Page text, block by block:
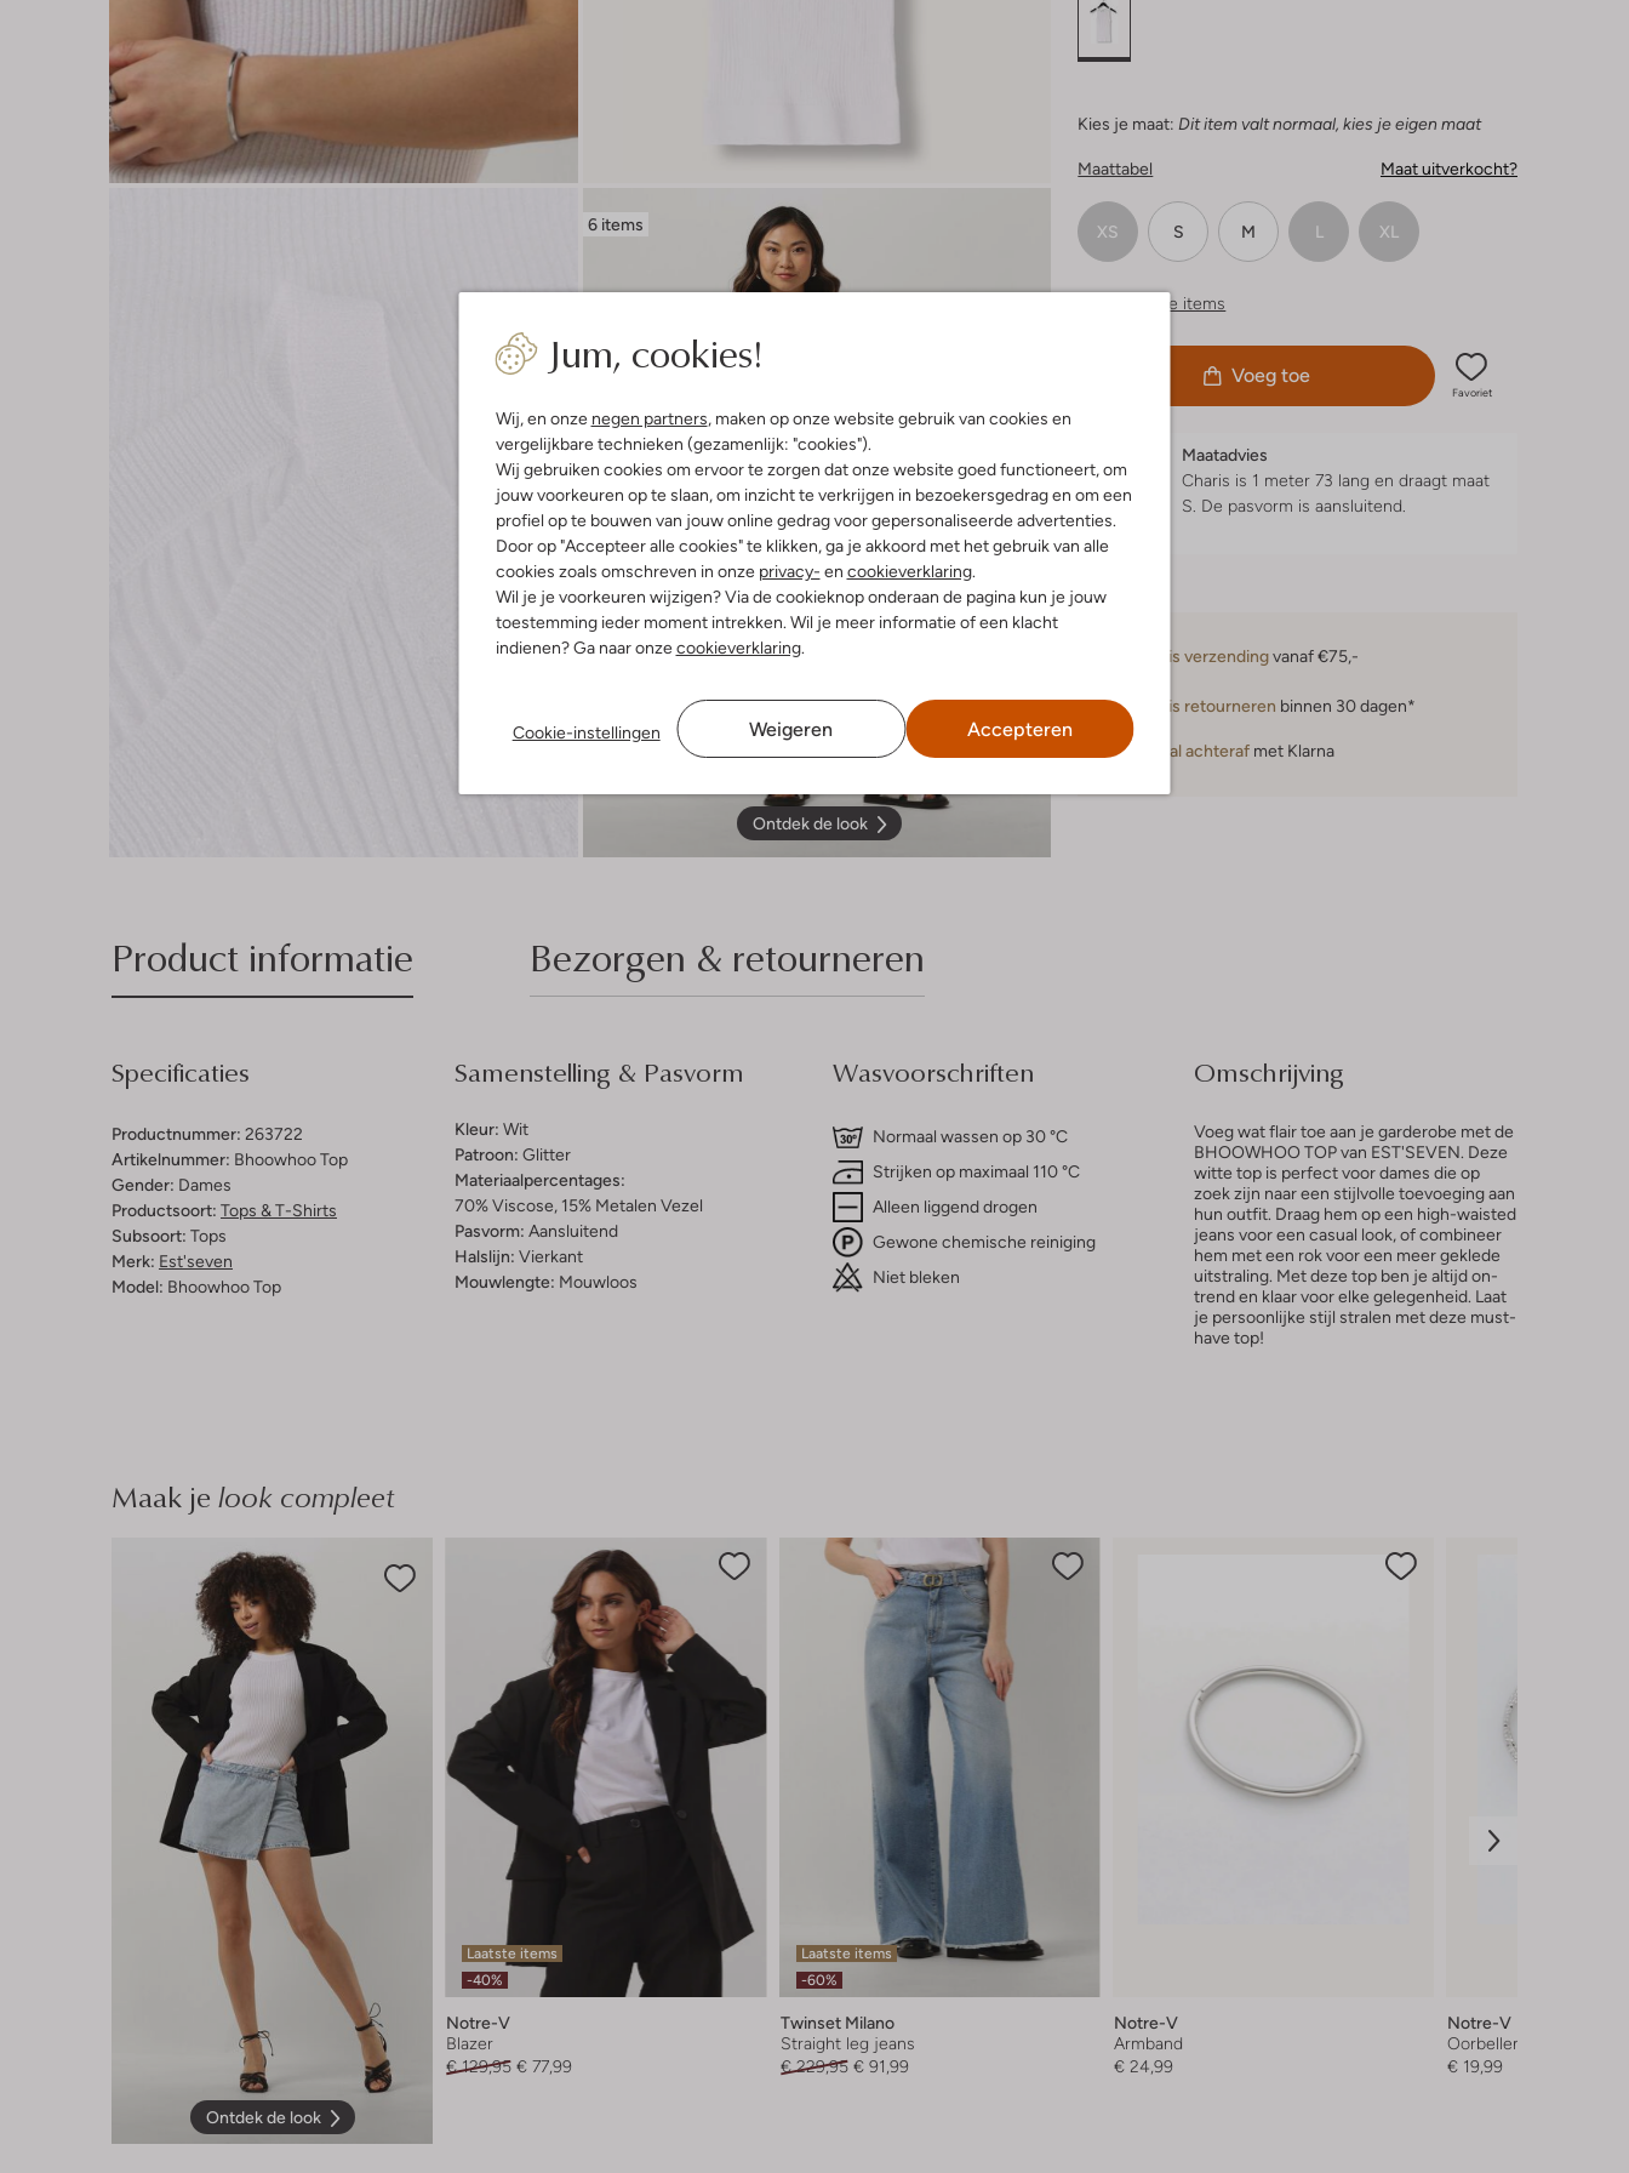
Jum, cookies!
Wij, en onze negen partners, maken op onze website gebruik van cookies en
vergelijkbare technieken (gezamenlijk: "cookies").
Wij gebruiken cookies om ervoor te zorgen dat onze website goed functioneert, om
jouw voorkeuren op te slaan, om inzicht te verkrijgen in bezoekersgedrag en om een
profiel op te bouwen van jouw online gedrag voor gepersonaliseerde advertenties.
Door op "Accepteer alle cookies" te klikken, ga je akkoord met het gebruik van alle
cookies zoals omschreven in onze privacy- en cookieverklaring.
Wil je je voorkeuren wijzigen? Via de cookieknop onderaan de pagina kun je jouw
toestemming ieder moment intrekken. Wil je meer informatie of een klacht
indienen? Ga naar onzecookieverklaring.
Cookie-instellingen Weigeren Accepteren
6 items
Ontdek de look
Kies je maat: Dit item valt normaal, kies je eigen maat
Maattabel Maat uitverkocht?
XS S M L XL
Vergelijkbare items
Voeg toe
Favoriet
Maatadvies
Charis is 1 meter 73 lang en draagt maat
S. De pasvorm isaansluitend.
Gratis verzendingvanaf €75,-
Gratis retourneren binnen 30 dagen*
Betaal achteraf met Klarna
Product informatie Bezorgen & retourneren
Specificaties
Productnummer: 263722
Artikelnummer: Bhoowhoo Top
Gender: Dames
Productsoort: Tops & T-Shirts
Subsoort: Tops
Merk: Est'seven
Model: Bhoowhoo Top
Samenstelling & Pasvorm
Kleur: Wit
Patroon: Glitter
Materiaalpercentages:
70% Viscose, 15% Metalen Vezel
Pasvorm: Aansluitend
Halslijn: Vierkant
Mouwlengte: Mouwloos
Wasvoorschriften
Normaal wassen op 30 °C
Strijken op maximaal 110 °C
Alleen liggend drogen
Gewone chemische reiniging
Niet bleken
Omschrijving
Voeg wat flair toe aan je garderobe met de
BHOOWHOO TOP van EST'SEVEN. Deze
witte top is perfect voor dames die op
zoek zijn naar een stijlvolle toevoeging aan
hun outfit. Draag hem op een high-waisted
jeans voor een casual look, of combineer
hem met een rok voor een meer geklede
uitstraling. Met deze top ben je altijd on-
trend en klaar voor elke gelegenheid. Laat
je persoonlijke stijl stralen met deze must-
have top!
Maak je look compleet
Ontdek de look
Laatste items
-40%
Notre-V
Blazer
€ 129,95 € 77,99
Laatste items
-60%
Twinset Milano
Straight leg jeans
€ 229,95 € 91,99
Notre-V
Armband
€ 24,99
Notre-V
Oorbellen
€ 19,99